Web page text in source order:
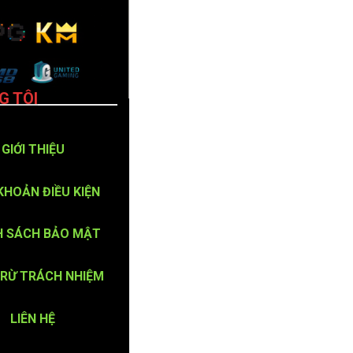
TÔI
GIỚI THIỆU
ĐIỀU KIỆN
SÁCH BẢO MẬT
TRÁCH NHIỆM
LIÊN HỆ